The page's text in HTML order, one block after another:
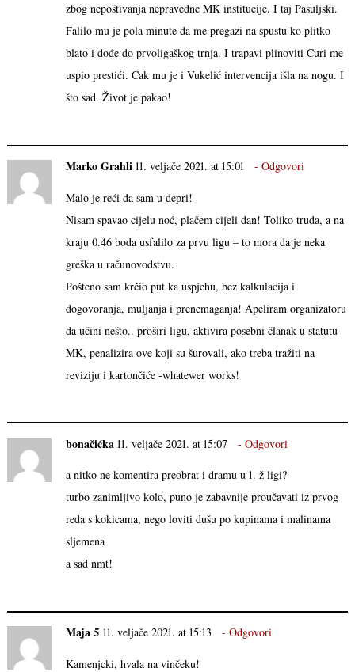
zbog nepoštivanja nepravedne MK institucije. I taj Pasuljski.
Falilo mu je pola minute da me pregazi na spustu ko plitko
blato i dođe do prvoligaškog trnja. I trapavi plinoviti Curi me
uspio prestići. Čak mu je i Vukelić intervencija išla na nogu. I
što sad. Život je pakao!
Marko Grahli 11. veljače 2021. at 15:01 Odgovori
Malo je reći da sam u depri!
Nisam spavao cijelu noć, plačem cijeli dan! Toliko truda, a na
kraju 0.46 boda usfalilo za prvu ligu – to mora da je neka
greška u računovodstvu.
Pošteno sam krčio put ka uspjehu, bez kalkulacija i
dogovoranja, muljanja i prenemaganja! Apeliram organizatoru
da učini nešto.. proširi ligu, aktivira posebni članak u statutu
MK, penalizira ove koji su šurovali, ako treba tražiti na
reviziju i kartončiće -whatewer works!
bonačićka 11. veljače 2021. at 15:07 Odgovori
a nitko ne komentira preobrat i dramu u 1. ž ligi?
turbo zanimljivo kolo, puno je zabavnije proučavati iz prvog
reda s kokicama, nego loviti dušu po kupinama i malinama
sljemena
a sad nmt!
Maja 5 11. veljače 2021. at 15:13 Odgovori
Kamenjcki, hvala na vinčeku!